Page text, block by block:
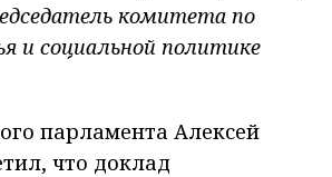
комитета по
и социальной политике
парламента Алексей
что доклад